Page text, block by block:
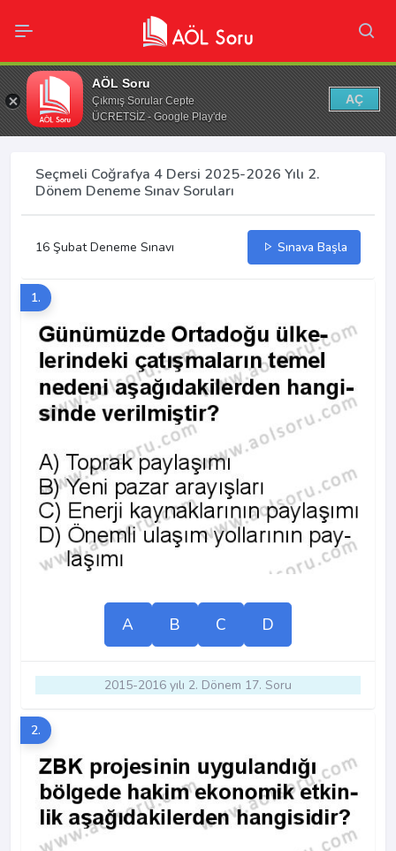
AÖL Soru
Çıkmış Sorular Cepte
ÜCRETSİZ - Google Play'de
AÇ
Seçmeli Coğrafya 4 Dersi 2025-2026 Yılı 2.
Dönem Deneme Sınav Soruları
16 Şubat Deneme Sınavı Sınava Başla
1.
A B C D
2015-2016 yılı 2. Dönem 17. Soru
2.